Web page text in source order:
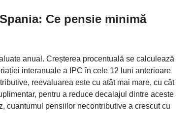
Ce pensie minimă
anual. Creșterea procentuală se calculează
interanuale a IPC în cele 12 luni anterioare
reevaluarea este cu atât mai mare, cu cât
pentru a reduce decalajul dintre aceste
cuantumul pensiilor necontributive a crescut cu